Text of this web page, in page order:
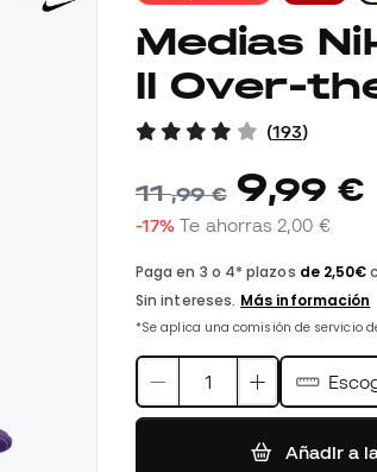
Medias Nike Classic
II Over-
(193)
11,99 € 9,99 €
-17% Te ahorras 2,00 €
Añadir a